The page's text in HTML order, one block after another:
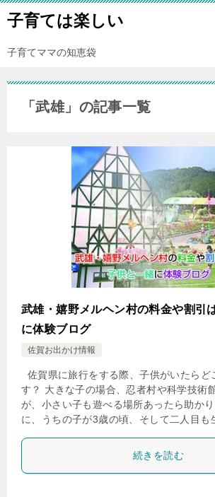
子育ては楽しい
子育てママの知恵袋
「武雄」の記事一覧
武雄・嬉野メルヘン村の料金や割引
に体験ブログ
佐賀お出かけ情報
佐賀県に旅行をする際、子供がいたらど
す？ 大きな子の場合、忍者村や科学技術
が、小さい子も遊べる場所あったら助か
に、うちの子が3歳の頃、そして二人目
続きを読む